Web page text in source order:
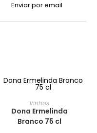
Enviar por email
Vinhos
Dona Ermelinda
Branco 75 cl